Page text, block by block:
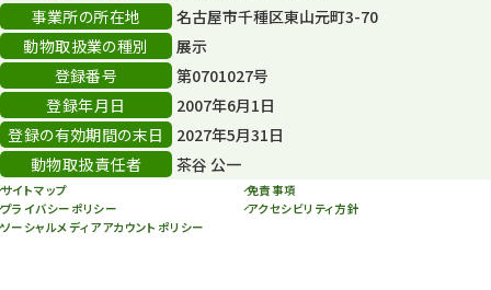
事業所の所在地
名古屋市千種区東山元町3-70
動物取扱業の種別
展示
登録番号
第0701027号
登録年月日
2007年6月1日
登録の有効期間の末日
2027年5月31日
動物取扱責任者
茶谷 公一
サイトマップ
免責事項
プライバシーポリシー
アクセシビリティ方針
ソーシャルメディアアカウントポリシー